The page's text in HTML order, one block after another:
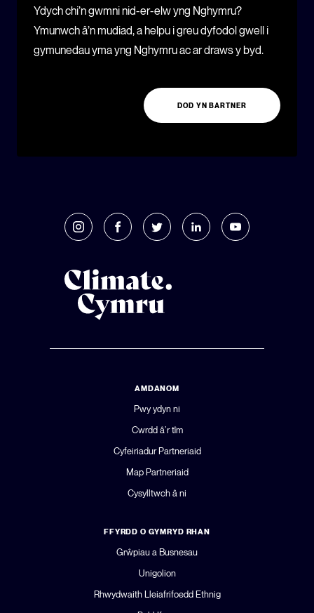
Ydych chi’n gwmni nid-er-elw yng Nghymru?
Ymunwch â’n mudiad, a helpu i greu dyfodol gwell i
gymunedau yma yng Nghymru ac ar draws y byd.
DOD YN BARTNER
AMDANOM
Pwy ydyn ni
Cwrdd â’r tîm
Cyfeiriadur Partneriaid
Map Partneriaid
Cysylltwch â ni
FFYRDD O GYMRYD RHAN
Grŵpiau a Busnesau
Unigolion
Rhwydwaith Lleiafrifoedd Ethnig